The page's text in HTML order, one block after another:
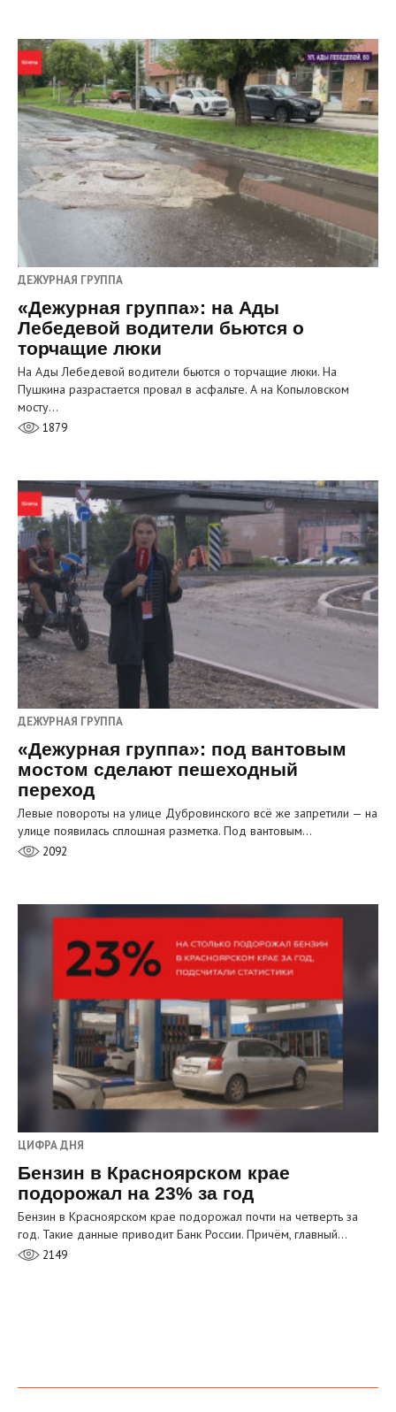
ДЕЖУРНАЯ ГРУППА
«Дежурная группа»: на Ады
Лебедевой водители бьются о
торчащие люки
На Ады Лебедевой водители бьются о торчащие люки. На
Пушкина разрастается провал в асфальте. А на Копыловском
мосту…
1879
ДЕЖУРНАЯ ГРУППА
«Дежурная группа»: под вантовым
мостом сделают пешеходный
переход
Левые повороты на улице Дубровинского всё же запретили — на
улице появилась сплошная разметка. Под вантовым…
2092
ЦИФРА ДНЯ
Бензин в Красноярском крае
подорожал на 23% за год
Бензин в Красноярском крае подорожал почти на четверть за
год. Такие данные приводит Банк России. Причём, главный…
2149